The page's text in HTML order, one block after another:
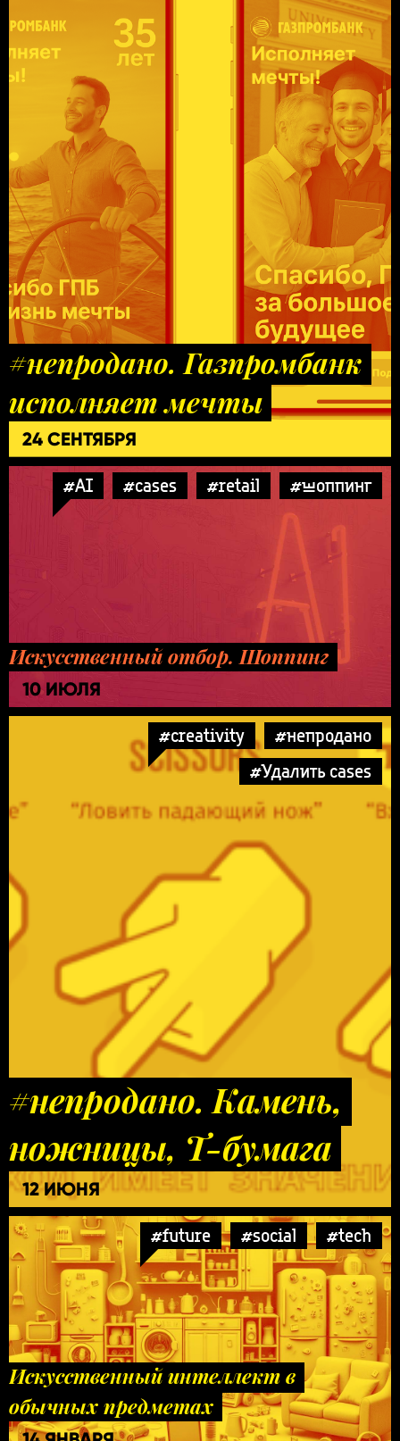
#непродано. Газпромбанк
исполняет мечты
24 СЕНТЯБРЯ
#AI #cases #retail #шоппинг
Искусственный отбор. Шоппинг
10 ИЮЛЯ
#creativity
#непродано
#Удалить cases
#непродано. Камень,
ножницы, Т-бумага
12 ИЮНЯ
#future #social #tech
Искусственный интеллект в
обычных предметах